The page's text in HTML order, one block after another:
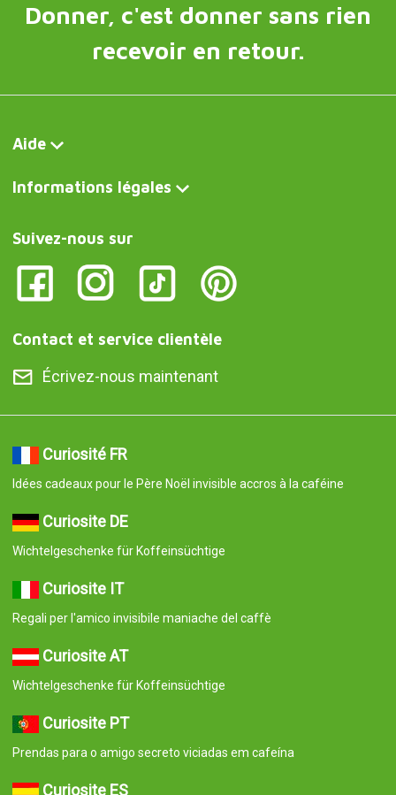
Donner, c'est donner sans rien
recevoir en retour.
Aide
Informations légales
Suivez-nous sur
Contact et service clientèle
Écrivez-nous maintenant
Curiosité FR
Idées cadeaux pour le Père Noël invisible accros à la caféine
Curiosite DE
Wichtelgeschenke für Koffeinsüchtige
Curiosite IT
Regali per l'amico invisibile maniache del caffè
Curiosite AT
Wichtelgeschenke für Koffeinsüchtige
Curiosite PT
Prendas para o amigo secreto viciadas em cafeína
Curiosite ES